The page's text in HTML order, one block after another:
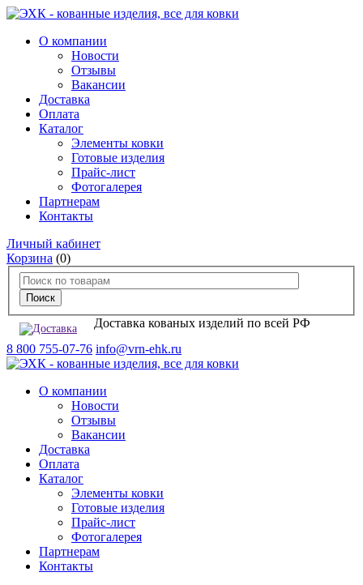
О компании
Новости
Отзывы
Вакансии
Доставка
Оплата
Каталог
Элементы ковки
Готовые изделия
Прайс-лист
Фотогалерея
Партнерам
Контакты
Личный кабинет
Корзина (0)
Доставка кованых изделий по всей РФ
8 800 755-07-76 info@vrn-ehk.ru
О компании
Новости
Отзывы
Вакансии
Доставка
Оплата
Каталог
Элементы ковки
Готовые изделия
Прайс-лист
Фотогалерея
Партнерам
Контакты